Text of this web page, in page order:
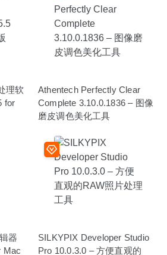
理软
for
Athentech Perfectly Clear
Complete 3.10.0.1836 – 图像
磨皮调色美化工具
器
Mac
SILKYPIX Developer Studio
Pro 10.0.3.0 – 方便直观的